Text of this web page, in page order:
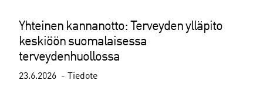
Yhteinen kannanotto: Terveyden ylläpito
keskiöön suomalaisessa
terveydenhuollossa
23.6.2026 Tiedote